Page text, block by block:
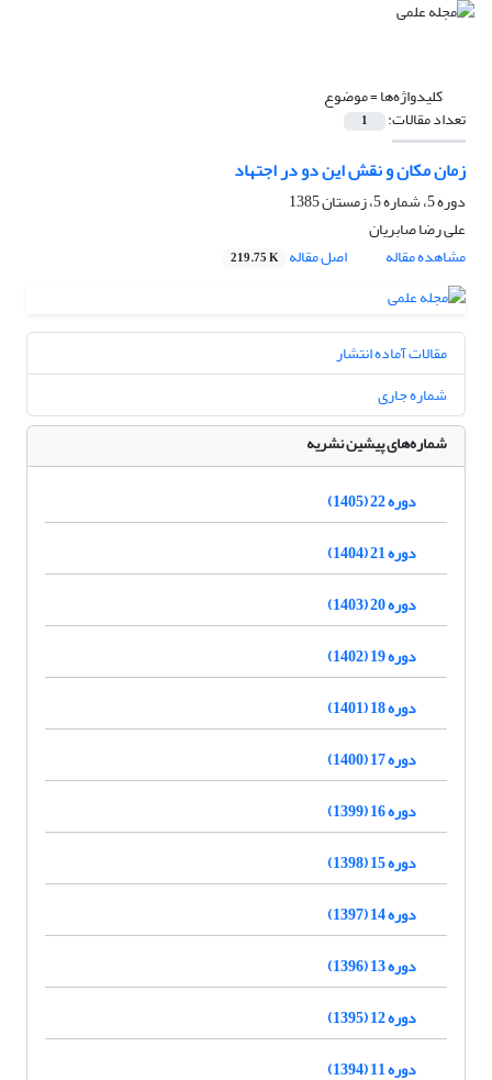
کلیدواژه‌ها =موضوع
تعداد مقالات: 1
زمان مکان و نقش این دو در اجتهاد
دوره 5، شماره 5، زمستان 1385
علی رضا صابریان
مشاهده مقاله
اصل مقاله 219.75 K
مقالات آماده انتشار
شماره جاری
شماره‌های پیشین نشریه
دوره 22 (1405)
دوره 21 (1404)
دوره 20 (1403)
دوره 19 (1402)
دوره 18 (1401)
دوره 17 (1400)
دوره 16 (1399)
دوره 15 (1398)
دوره 14 (1397)
دوره 13 (1396)
دوره 12 (1395)
دوره 11 (1394)